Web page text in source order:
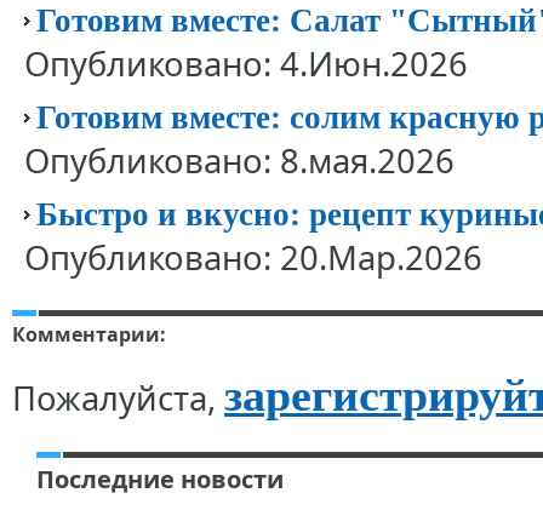
Готовим вместе: Салат
Опубликовано: 4.Июн.2026
Готовим вместе: солим красную
Опубликовано: 8.мая.2026
Быстро и вкусно: рецепт
Опубликовано: 20.Мар.2026
Комментарии:
Пожалуйста,
Последние новости